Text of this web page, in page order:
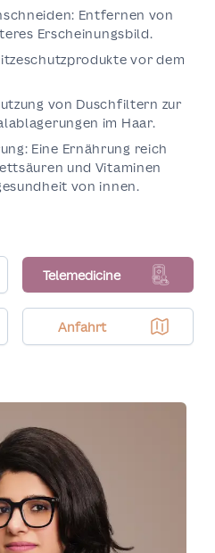
Telemedicine
Anfahrt
Entfernen von
Erscheinungsbild.
vor dem
von Duschfiltern zur
im Haar.
Eine Ernährung reich
und Vitaminen
von innen.